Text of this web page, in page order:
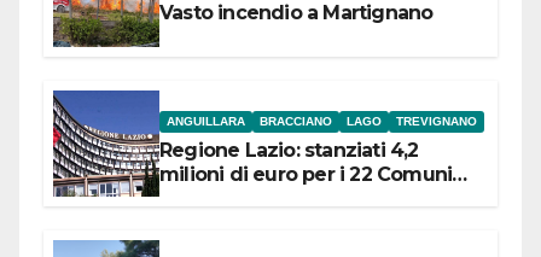
Vasto incendio a Martignano
ANGUILLARA BRACCIANO LAGO TREVIGNANO
Regione Lazio: stanziati 4,2
milioni di euro per i 22 Comuni